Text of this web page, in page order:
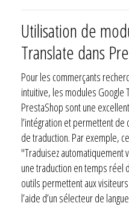
Utilisation de
Translate dans
Pour les commerçants
intuitive, les modules
PrestaShop sont une
l’intégration et permettent
de traduction. Par exemple,
"Traduisez
une traduction en temps réel
outils permettent aux
l’aide d’un sélecteur de